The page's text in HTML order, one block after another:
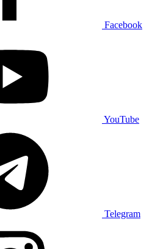
Facebook
YouTube
Telegram